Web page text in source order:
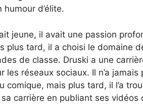
humour d’élite.
jeune, il avait une passion
plus tard, il a choisi le domaine
de classe. Druski a une
les réseaux sociaux. Il n’a
comique, mais plus tard, il l’a
carrière en publiant ses